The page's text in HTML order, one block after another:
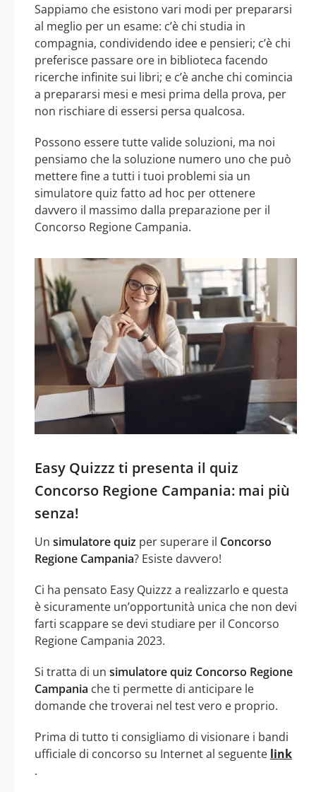
Sappiamo che esistono vari modi per prepararsi
al meglio per un esame: c’è chi studia in
compagnia, condividendo idee e pensieri; c’è chi
preferisce passare ore in biblioteca facendo
ricerche infinite sui libri; e c’è anche chi comincia
a prepararsi mesi e mesi prima della prova, per
non rischiare di essersi persa qualcosa.
Possono essere tutte valide soluzioni, ma noi
pensiamo che la soluzione numero uno che può
mettere fine a tutti i tuoi problemi sia un
simulatore quiz fatto ad hoc per ottenere
davvero il massimo dalla preparazione per il
Concorso Regione Campania.
Easy Quizzz ti presenta il quiz
Concorso Regione Campania: mai più
senza!
Un simulatore quiz per superare il Concorso
Regione Campania? Esiste davvero!
Ci ha pensato Easy Quizzz a realizzarlo e questa
è sicuramente un’opportunità unica che non devi
farti scappare se devi studiare per il Concorso
Regione Campania 2023.
Si tratta di un simulatore quiz Concorso Regione
Campania che ti permette di anticipare le
domande che troverai nel test vero e proprio.
Prima di tutto ti consigliamo di visionare i bandi
ufficiale di concorso su Internet al seguente link
.